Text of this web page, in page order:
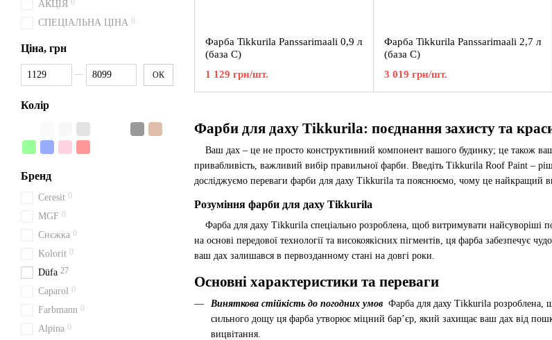
Фарби для даху Tikkurila: поєднання захисту та
Ваш дах – це не просто конструктивний компонент вашого будинку; це також
привабливість, важливий вибір правильної фарби. Введіть Tikkurila Roof Paint –
досліджуємо переваги фарби для даху Tikkurila та пояснюємо, чому це найкращий
Розуміння фарби для даху Tikkurila
Фарба для даху Tikkurila спеціально розроблена, щоб витримувати найсуворіші
на основі передової технології та високоякісних пігментів, ця фарба забезпечує
ваш дах залишався в первозданному стані на довгі роки.
Основні характеристики та переваги
Виняткова стійкість до погодних умов Фарба для даху Tikkurila розроблена,
сильного дощу ця фарба утворює міцний бар’єр, який захищає ваш дах від
вицвітання.
Фарба Tikkurila Panssarimaali 0,9 л
(база С)
1 129 грн/шт.
Фарба Tikkurila Panssarimaali 2,7 л
(база С)
3 019 грн/шт.
АКЦІЯ 0
СПЕЦІАЛЬНА ЦІНА 0
Ціна, грн
Від Ціна, грн
До Ціна, грн
ОК
Колір
Бренд
Ceresit 0
MGF 0
Снєжка 0
Kolorit 0
Düfa 27
Caparol 0
Farbmann 0
Alpina 0